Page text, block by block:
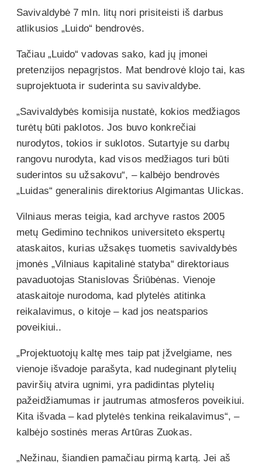
Savivaldybė 7 mln. litų nori prisiteisti iš darbus
atlikusios „Luido“ bendrovės.
Tačiau „Luido“ vadovas sako, kad jų įmonei
pretenzijos nepagrįstos. Mat bendrovė klojo tai, kas
suprojektuota ir suderinta su savivaldybe.
„Savivaldybės komisija nustatė, kokios medžiagos
turėtų būti paklotos. Jos buvo konkrečiai
nurodytos, tokios ir suklotos. Sutartyje su darbų
rangovu nurodyta, kad visos medžiagos turi būti
suderintos su užsakovu“, – kalbėjo bendrovės
„Luidas“ generalinis direktorius Algimantas Ulickas.
Vilniaus meras teigia, kad archyve rastos 2005
metų Gedimino technikos universiteto ekspertų
ataskaitos, kurias užsakęs tuometis savivaldybės
įmonės „Vilniaus kapitalinė statyba“ direktoriaus
pavaduotojas Stanislovas Šriūbėnas. Vienoje
ataskaitoje nurodoma, kad plytelės atitinka
reikalavimus, o kitoje – kad jos neatsparios
poveikiui..
„Projektuotojų kaltę mes taip pat įžvelgiame, nes
vienoje išvadoje parašyta, kad nudeginant plytelių
paviršių atvira ugnimi, yra padidintas plytelių
pažeidžiamumas ir jautrumas atmosferos poveikiui.
Kita išvada – kad plytelės tenkina reikalavimus“, –
kalbėjo sostinės meras Artūras Zuokas.
„Nežinau, šiandien pamačiau pirmą kartą. Jei aš